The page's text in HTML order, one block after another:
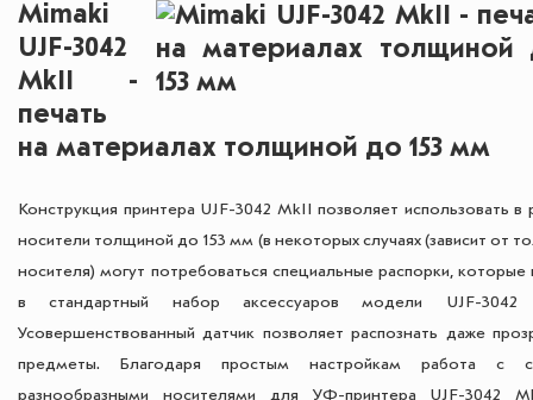
Mimaki
UJF-3042
MkII -
печать
на материалах толщиной до 153 мм
Конструкция принтера UJF-3042 MkII позволяет использовать в
носители толщиной до 153 мм (в некоторых случаях (зависит от
носителя) могут потребоваться специальные распорки, которые
в стандартный набор аксессуаров модели UJF-3042
Усовершенствованный датчик позволяет распознать даже
предметы. Благодаря простым настройкам работа с
разнообразными носителями для УФ-принтера UJF-3042